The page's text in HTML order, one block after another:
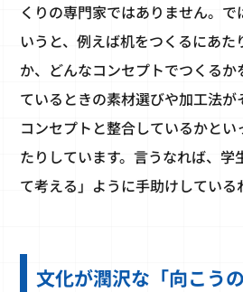
くりの専門家ではありません。
いうと、例えば机をつくるにあた
か、どんなコンセプトでつくるか
ているときの素材選びや加工法
コンセプトと整合しているかと
たりしています。言うなれば、学
て考える」ように手助けしている
文化が潤沢な「向こう